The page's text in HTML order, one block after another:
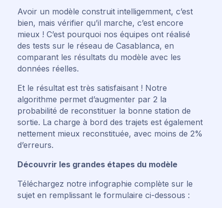
Avoir un modèle construit intelligemment, c’est
bien, mais vérifier qu’il marche, c’est encore
mieux ! C’est pourquoi nos équipes ont réalisé
des tests sur le réseau de Casablanca, en
comparant les résultats du modèle avec les
données réelles.
Et le résultat est très satisfaisant ! Notre
algorithme permet d’augmenter par 2 la
probabilité de reconstituer la bonne station de
sortie. La charge à bord des trajets est également
nettement mieux reconstituée, avec moins de 2%
d’erreurs.
Découvrir les grandes étapes du modèle
Téléchargez notre infographie complète sur le
sujet en remplissant le formulaire ci-dessous :